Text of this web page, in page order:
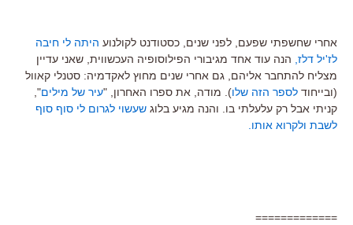
אחרי שחשפתי שפעם, לפני שנים, כסטודנט לקולנוע היתה לי חיבה
לז'יל דלז, הנה עוד אחד מגיבורי הפילוסופיה העכשווית, שאני עדיין
מצליח להתחבר אליהם, גם אחרי שנים מחוץ לאקדמיה: סטנלי קאוול
(ובייחוד לספר הזה שלו). מודה, את ספרו האחרון, "עיר של מילים",
קניתי אבל רק עלעלתי בו. והנה מגיע בלוג שעשוי לגרום לי סוף סוף
לשבת ולקרוא אותו.
=============